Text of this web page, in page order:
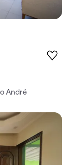
André